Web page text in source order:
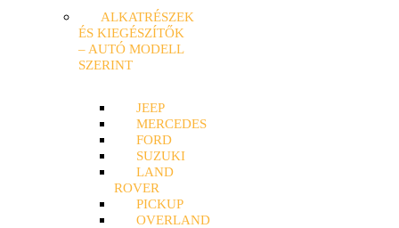
ALKATRÉSZEK
ÉS KIEGÉSZÍTŐK
– AUTÓ MODELL
SZERINT
JEEP
MERCEDES
FORD
SUZUKI
LAND
ROVER
PICKUP
OVERLAND